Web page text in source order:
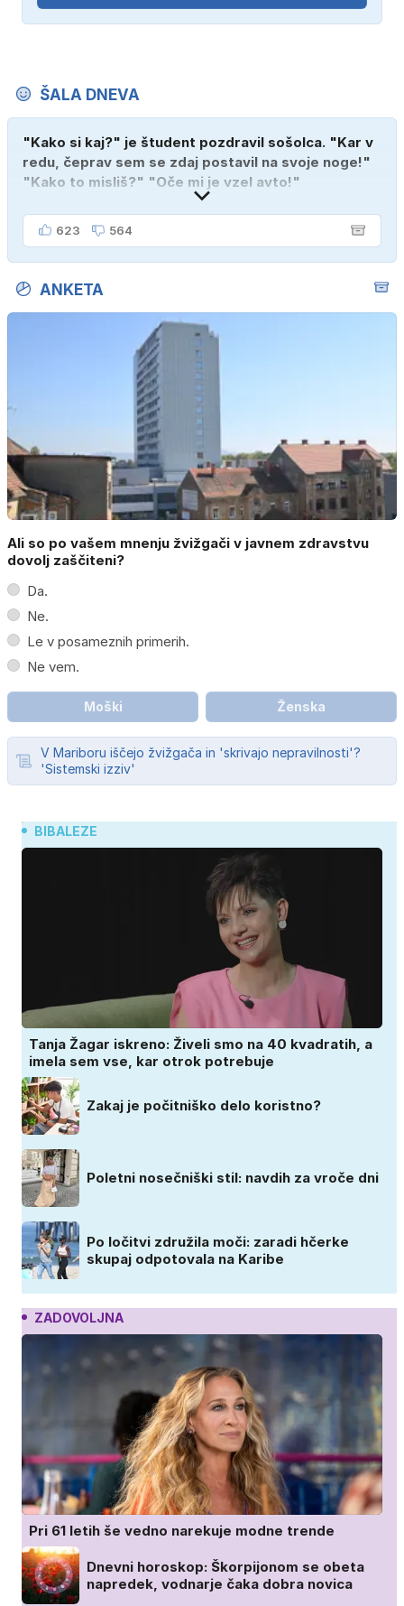
ŠALA DNEVA
"Kako si kaj?" je študent pozdravil sošolca. "Kar v
redu, čeprav sem se zdaj postavil na svoje noge!"
"Kako to misliš?" "Oče mi je vzel avto!"
623 564
ANKETA
Ali so po vašem mnenju žvižgači v javnem zdravstvu
dovolj zaščiteni?
Da.
Ne.
Le v posameznih primerih.
Ne vem.
Moški Ženska
V Mariboru iščejo žvižgača in 'skrivajo nepravilnosti'?
'Sistemski izziv'
BIBALEZE
Tanja Žagar iskreno: Živeli smo na 40 kvadratih, a
imela sem vse, kar otrok potrebuje
Zakaj je počitniško delo koristno?
Poletni nosečniški stil: navdih za vroče dni
Po ločitvi združila moči: zaradi hčerke
skupaj odpotovala na Karibe
ZADOVOLJNA
Pri 61 letih še vedno narekuje modne trende
Dnevni horoskop: Škorpijonom se obeta
napredek, vodnarje čaka dobra novica